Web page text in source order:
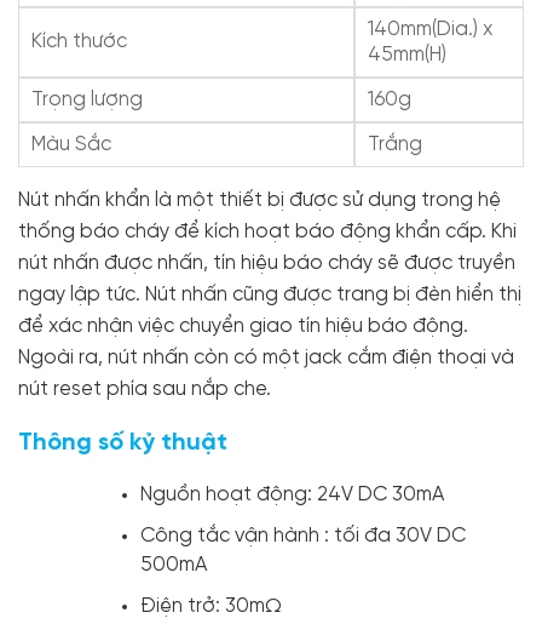
Kích thước
140mm(Dia.) x
45mm(H)
Trọng lượng 160g
Màu Sắc Trắng
Nút nhấn khẩn là một thiết bị được sử dụng trong hệ
thống báo cháy để kích hoạt báo động khẩn cấp. Khi
nút nhấn được nhấn, tín hiệu báo cháy sẽ được truyền
ngay lập tức. Nút nhấn cũng được trang bị đèn hiển thị
để xác nhận việc chuyển giao tín hiệu báo động.
Ngoài ra, nút nhấn còn có một jack cắm điện thoại và
nút reset phía sau nắp che.
Thông số kỷ thuật
Nguồn hoạt động: 24V DC 30mA
Công tắc vận hành : tối đa 30V DC
500mA
Điện trở: 30mΩ